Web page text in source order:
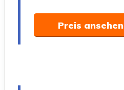
Preis ansehen